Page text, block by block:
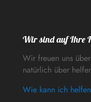
Wir sind auf Ihre
Wir freuen uns
natürlich über
Wie kann ich